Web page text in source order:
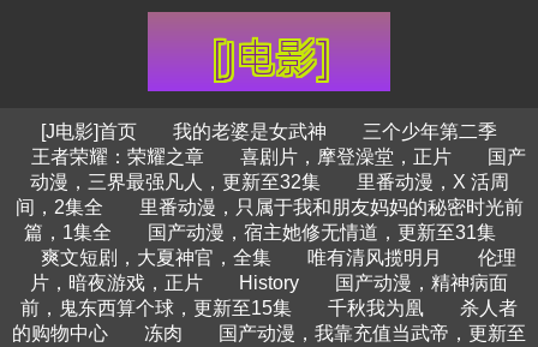
[J电影]首页 我的老婆是女武神
三个少年第二季
王者荣耀：荣耀之章
喜剧片，摩登澡堂，正片
国产
动漫，三界最强凡人，更新至32集
里番动漫，X 活周
间，2集全
里番动漫，只属于我和朋友妈妈的秘密时光前
篇，1集全
国产动漫，宿主她修无情道，更新至31集
爽文短剧，大夏神官，全集
唯有清风揽明月
伦理
片，暗夜游戏，正片
History
国产动漫，精神病面
前，鬼东西算个球，更新至15集
千秋我为凰
杀人者
的购物中心
冻肉
国产动漫，我靠充值当武帝，更新至